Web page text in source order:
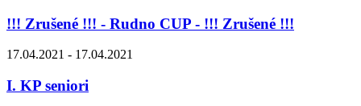
!!! Zrušené !!! - Rudno CUP - !!! Zrušené !!!
17.04.2021 - 17.04.2021
I. KP seniori